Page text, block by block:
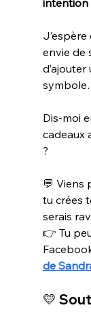
envie de
Dis-moi
cadeaux
?
💬 Viens
tu crées
serais
👉 Tu
de
💛